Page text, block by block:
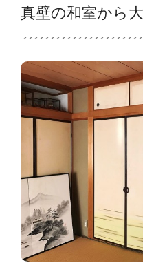
真壁の和室から